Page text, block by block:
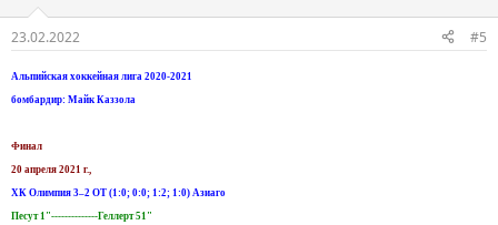
23.02.2022 #5
Альпийская хоккейная лига 2020-2021
бомбардир: Майк Каззола
Финал
20 апреля 2021 г.,
ХК Олимпия 3–2 ОТ (1:0; 0:0; 1:2; 1:0) Азиаго
Песут 1"--------------Геллерт 51"